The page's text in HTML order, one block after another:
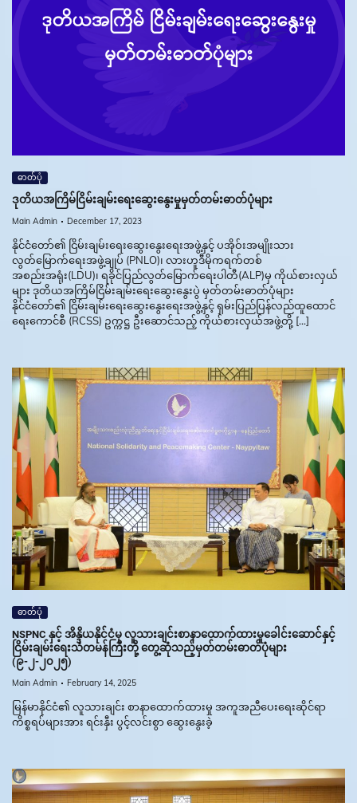
ဓာတ်ပုံ
ဒုတိယအကြိမ်ငြိမ်းချမ်းရေးဆွေးနွေးမှုမှတ်တမ်းဓာတ်ပုံများ
Main Admin December 17, 2023
နိုင်ငံတော်၏ ငြိမ်းချမ်းရေးဆွေးနွေးရေးအဖွဲ့နှင့် ပအိုဝ်းအမျိုးသား
လွတ်မြောက်ရေးအဖွဲ့ချုပ် (PNLO)၊ လားဟူဒီမိုကရက်တစ်
အစည်းအရုံး(LDU)၊ ရခိုင်ပြည်လွတ်မြောက်ရေးပါတီ(ALP)မှ ကိုယ်စားလှယ်
များ ဒုတိယအကြိမ်ငြိမ်းချမ်းရေးဆွေးနွေးပွဲ မှတ်တမ်းဓာတ်ပုံများ
နိုင်ငံတော်၏ ငြိမ်းချမ်းရေးဆွေးနွေးရေးအဖွဲ့နှင့် ရှမ်းပြည်ပြန်လည်ထူထောင်
ရေးကောင်စီ (RCSS) ဥက္ကဋ္ဌ ဦးဆောင်သည့် ကိုယ်စားလှယ်အဖွဲ့တို့ […]
ဓာတ်ပုံ
NSPNC နှင့် အိန္ဒိယနိုင်ငံမှ လူသားချင်းစာနာထောက်ထားမှုခေါင်းဆောင်နှင့်
ငြိမ်းချမ်းရေးသံတမန်ကြီးတို့ တွေ့ဆုံသည့်မှတ်တမ်းဓာတ်ပုံများ
(၉-၂-၂၀၂၅)
Main Admin February 14, 2025
မြန်မာနိုင်ငံ၏ လူသားချင်း စာနာထောက်ထားမှု အကူအညီပေးရေးဆိုင်ရာ
ကိစ္စရပ်များအား ရင်းနှီး ပွင့်လင်းစွာ ဆွေးနွေးခဲ့